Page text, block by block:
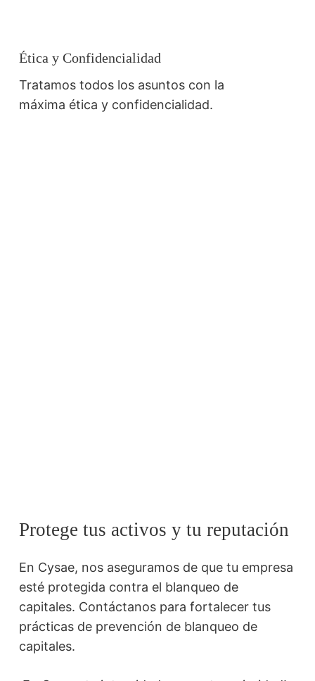
Ética y Confidencialidad
Tratamos todos los asuntos con la
máxima ética y confidencialidad.
Protege tus activos y tu reputación
En Cysae, nos aseguramos de que tu empresa
esté protegida contra el blanqueo de
capitales. Contáctanos para fortalecer tus
prácticas de prevención de blanqueo de
capitales.